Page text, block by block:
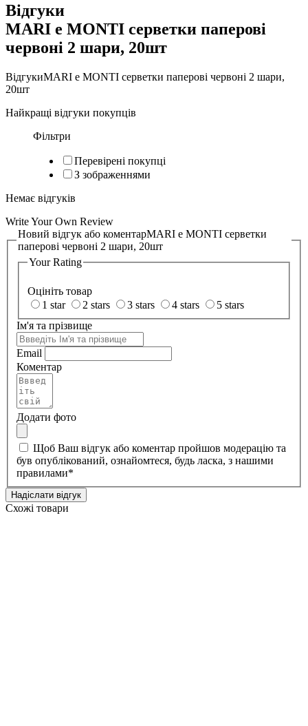
Відгуки
MARI e MONTI серветки паперові
червоні 2 шари, 20шт
ВідгукиMARI e MONTI серветки паперові червоні 2 шари,
20шт
Найкращі відгуки покупців
Фільтри
Перевірені покупці
З зображеннями
Немає відгуків
Write Your Own Review
Новий відгук або коментарMARI e MONTI серветки
паперові червоні 2 шари, 20шт
Your Rating
Оцініть товар
1 star
2 stars 3 stars 4 stars
5 stars
Ім'я та прізвище
Email
Коментар
Додати фото
Щоб Ваш відгук або коментар пройшов модерацію та
був опублікований, ознайомтеся, будь ласка, з нашими
правилами*
Надіслати відгук
Схожі товари